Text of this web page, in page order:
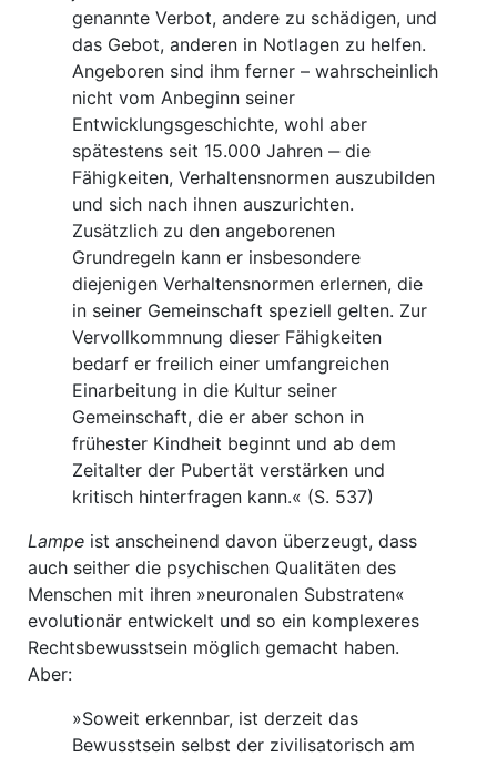
genannte Verbot, andere zu schädigen, und
das Gebot, anderen in Notlagen zu helfen.
Angeboren sind ihm ferner – wahrscheinlich
nicht vom Anbeginn seiner
Entwicklungsgeschichte, wohl aber
spätestens seit 15.000 Jahren ‒ die
Fähigkeiten, Verhaltensnormen auszubilden
und sich nach ihnen auszurichten.
Zusätzlich zu den angeborenen
Grundregeln kann er insbesondere
diejenigen Verhaltensnormen erlernen, die
in seiner Gemeinschaft speziell gelten. Zur
Vervollkommnung dieser Fähigkeiten
bedarf er freilich einer umfangreichen
Einarbeitung in die Kultur seiner
Gemeinschaft, die er aber schon in
frühester Kindheit beginnt und ab dem
Zeitalter der Pubertät verstärken und
kritisch hinterfragen kann.« (S. 537)
Lampe ist anscheinend davon überzeugt, dass
auch seither die psychischen Qualitäten des
Menschen mit ihren »neuronalen Substraten«
evolutionär entwickelt und so ein komplexeres
Rechtsbewusstsein möglich gemacht haben.
Aber:
»Soweit erkennbar, ist derzeit das
Bewusstsein selbst der zivilisatorisch am